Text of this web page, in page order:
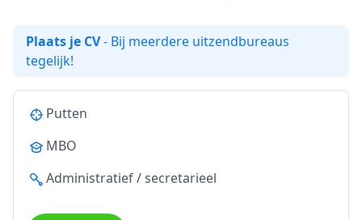
Plaats je CV- Bij meerdere uitzendbureaus
tegelijk!
Putten
MBO
Administratief / secretarieel